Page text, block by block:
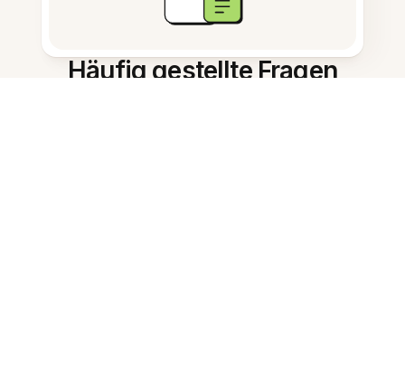
Häufig gestellte Fragen